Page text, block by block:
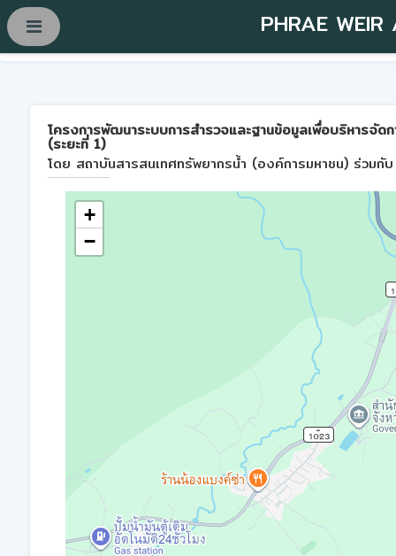
PHRAE WEIR
โครงการพัฒนาระบบการสำรวจและฐานข้อมูลเพื่อบริหารจั
(ระยะที่ 1)
โดย สถาบันสารสนเทศทรัพยากรน้ำ (องค์การมหาชน) ร่วมกั
+
−